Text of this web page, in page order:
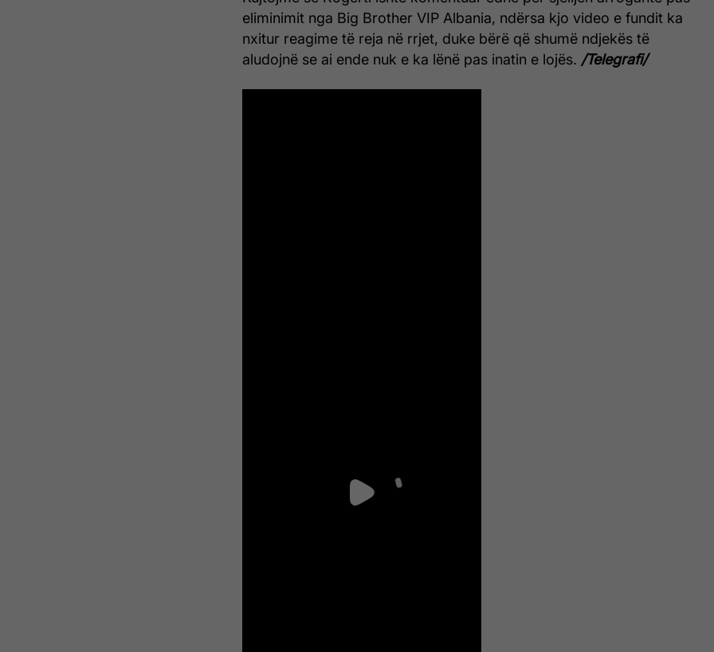
eliminimit nga Big Brother VIP Albania, ndërsa kjo video e fundit ka
nxitur reagime të reja në rrjet, duke bërë që shumë ndjekës të
aludojnë se ai ende nuk e ka lënë pas inatin e lojës. /Telegrafi/